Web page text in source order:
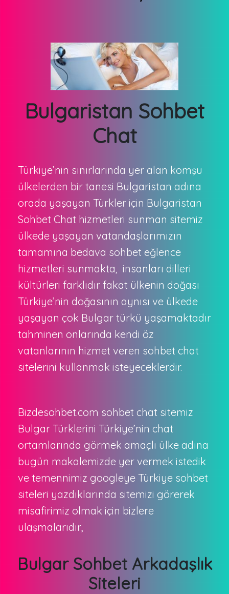
Bulgaristan Sohbet
Chat
Türkiye’nin sınırlarında yer alan komşu
ülkelerden bir tanesi Bulgaristan adına
orada yaşayan Türkler için Bulgaristan
Sohbet Chat hizmetleri sunman sitemiz
ülkede yaşayan vatandaşlarımızın
tamamına bedava sohbet eğlence
hizmetleri sunmakta, insanları dilleri
kültürleri farklıdır fakat ülkenin doğası
Türkiye’nin doğasının aynısı ve ülkede
yaşayan çok Bulgar türkü yaşamaktadır
tahminen onlarında kendi öz
vatanlarının hizmet veren sohbet chat
sitelerini kullanmak isteyeceklerdir.
Bizdesohbet.com sohbet chat sitemiz
Bulgar Türklerini Türkiye’nin chat
ortamlarında görmek amaçlı ülke adına
bugün makalemizde yer vermek istedik
ve temennimiz googleye Türkiye sohbet
siteleri yazdıklarında sitemizi görerek
misafirimiz olmak için bizlere
ulaşmalarıdır,
Bulgar Sohbet Arkadaşlık
Siteleri